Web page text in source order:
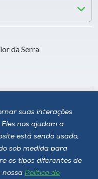
suas interações
nos ajudam a
está sendo usado,
sob medida para
os tipos diferentes de
nossa Política de
da Serra